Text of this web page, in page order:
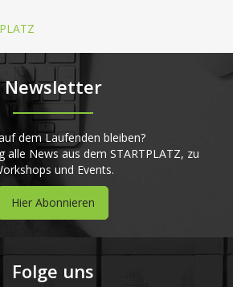
Newsletter
dem Laufenden bleiben?
alle News aus dem STARTPLATZ, zu
und Events.
Hier Abonnieren
Folge uns